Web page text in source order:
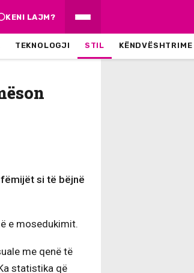
KENI LAJM?
TEKNOLOGJI STIL KËNDVËSHTRIME
si të bëjnë
e mosedukimit.
me qenë të
statistika që